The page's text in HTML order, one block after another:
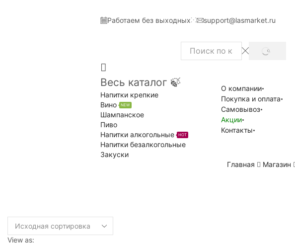
Работаем без выходных support@lasmarket.ru
Search
SEARCH
Весь каталог 🍃
Напитки крепкие
Вино
NEW
Шампанское
Пиво
Напитки алкогольные
HOT
Напитки безалкогольные
Закуски
О компании
Покупка и оплата
Самовывоз
Акции
Контакты
Главная Магазин
View as: